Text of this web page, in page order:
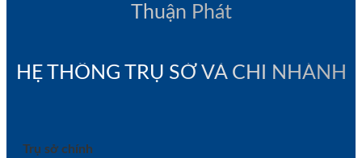
Thuận Phát
HỆ THỐNG TRỤ SỞ VÀ CHI NHÁNH
Trụ sở chính